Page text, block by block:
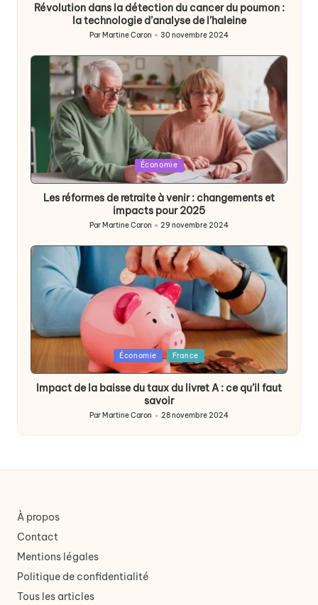
Révolution dans la détection du cancer du poumon :
la technologie d’analyse de l’haleine
Publié
ParMartine Caron 30 novembre 2024
Posted
in
Économie
Les réformes de retraite à venir : changements et
impacts pour 2025
Publié
par
Par Martine Caron 29 novembre 2024
Économie France
Impact de la baisse du taux du livret A : ce qu’il faut
savoir
par
Par Martine Caron 28 novembre 2024
À propos
Contact
Mentions légales
Politique de confidentialité
Tous les articles